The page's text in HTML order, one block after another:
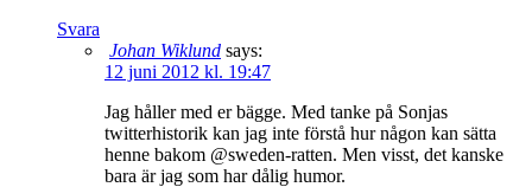
Svara
Johan Wiklund says:
12 juni 2012 kl. 19:47
Jag håller med er bägge. Med tanke på Sonjas
twitterhistorik kan jag inte förstå hur någon kan sätta
henne bakom @sweden-ratten. Men visst, det kanske
bara är jag som har dålig humor.